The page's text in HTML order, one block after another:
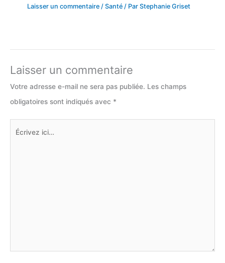
Laisser un commentaire /Santé / ParStephanie Griset
Laisser un commentaire
Votre adresse e-mail ne sera pas publiée. Les champs
obligatoires sont indiqués avec *